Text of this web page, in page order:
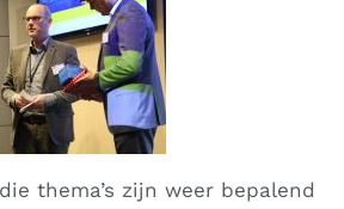
thema’s zijn weer bepalend